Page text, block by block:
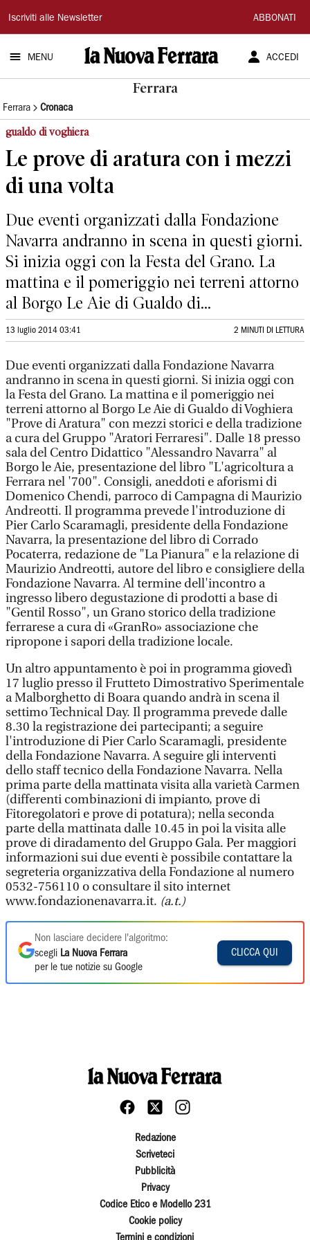
La
Nuova
Ferrara
Iscriviti alle Newsletter ABBONATI
MENU ACCEDI
Ferrara
Ferrara Cronaca
gualdo di voghiera
Le prove di aratura con i mezzi
di una volta
Due eventi organizzati dalla Fondazione
Navarra andranno in scena in questi giorni.
Si inizia oggi con la Festa del Grano. La
mattina e il pomeriggio nei terreni attorno
al Borgo Le Aie di Gualdo di...
13 luglio 2014 03:41 2 MINUTI DI LETTURA
Due eventi organizzati dalla Fondazione Navarra
andranno in scena in questi giorni. Si inizia oggi con
la Festa del Grano. La mattina e il pomeriggio nei
terreni attorno al Borgo Le Aie di Gualdo di Voghiera
"Prove di Aratura" con mezzi storici e della tradizione
a cura del Gruppo "Aratori Ferraresi". Dalle 18 presso
sala del Centro Didattico "Alessandro Navarra" al
Borgo le Aie, presentazione del libro "L'agricoltura a
Ferrara nel '700". Consigli, aneddoti e aforismi di
Domenico Chendi, parroco di Campagna di Maurizio
Andreotti. Il programma prevede l'introduzione di
Pier Carlo Scaramagli, presidente della Fondazione
Navarra, la presentazione del libro di Corrado
Pocaterra, redazione de "La Pianura" e la relazione di
Maurizio Andreotti, autore del libro e consigliere della
Fondazione Navarra. Al termine dell'incontro a
ingresso libero degustazione di prodotti a base di
"Gentil Rosso", un Grano storico della tradizione
ferrarese a cura di «GranRo» associazione che
ripropone i sapori della tradizione locale.
Un altro appuntamento è poi in programma giovedì
17 luglio presso il Frutteto Dimostrativo Sperimentale
a Malborghetto di Boara quando andrà in scena il
settimo Technical Day. Il programma prevede dalle
8.30 la registrazione dei partecipanti; a seguire
l'introduzione di Pier Carlo Scaramagli, presidente
della Fondazione Navarra. A seguire gli interventi
dello staff tecnico della Fondazione Navarra. Nella
prima parte della mattinata visita alla varietà Carmen
(differenti combinazioni di impianto, prove di
Fitoregolatori e prove di potatura); nella seconda
parte della mattinata dalle 10.45 in poi la visita alle
prove di diradamento del Gruppo Gala. Per maggiori
informazioni sui due eventi è possibile contattare la
segreteria organizzativa della Fondazione al numero
0532-756110 o consultare il sito internet
www.fondazionenavarra.it. (a.t.)
Non lasciare decidere l'algoritmo:
scegli La Nuova Ferrara
per le tue notizie su Google
CLICCA QUI
Redazione
Scriveteci
Pubblicità
Privacy
Codice Etico e Modello 231
Cookie policy
Termini e condizioni